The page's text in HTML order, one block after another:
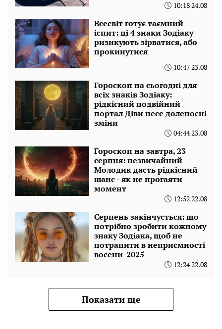
10:18 24.08
Всесвіт готує таємний
іспит: ці 4 знаки Зодіаку
ризикують зірватися, або
прокинутися
10:47 23.08
Гороскоп на сьогодні для
всіх знаків Зодіаку:
рідкісний подвійний
портал Діви несе доленосні
зміни
04:44 23.08
Гороскоп на завтра, 23
серпня: незвичайний
Молодик дасть рідкісний
шанс - як не прогаяти
момент
12:52 22.08
Серпень закінчується: що
потрібно зробити кожному
знаку Зодіака, щоб не
потрапити в неприємності
восени-2025
12:24 22.08
Показати ще